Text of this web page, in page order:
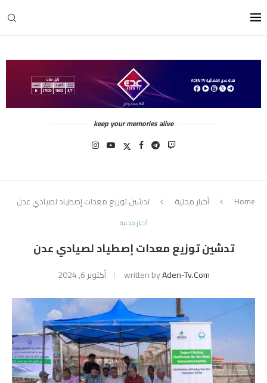
keep your memories alive
Home أخبار محلية تدشين توزيع معدات إصطياد لصيادي عدن
أخبار محلية
تدشين توزيع معدات إصطياد لصيادي عدن
written byAden-Tv.com أكتوبر 6, 2024